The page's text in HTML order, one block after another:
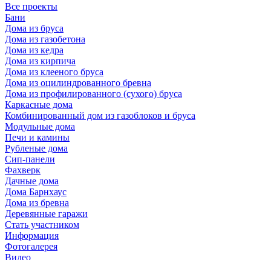
Все проекты
Бани
Дома из бруса
Дома из газобетона
Дома из кедра
Дома из кирпича
Дома из клееного бруса
Дома из оцилиндрованного бревна
Дома из профилированного (сухого) бруса
Каркасные дома
Комбинированный дом из газоблоков и бруса
Модульные дома
Печи и камины
Рубленые дома
Сип-панели
Фахверк
Дачные дома
Дома Барнхаус
Дома из бревна
Деревянные гаражи
Стать участником
Информация
Фотогалерея
Видео